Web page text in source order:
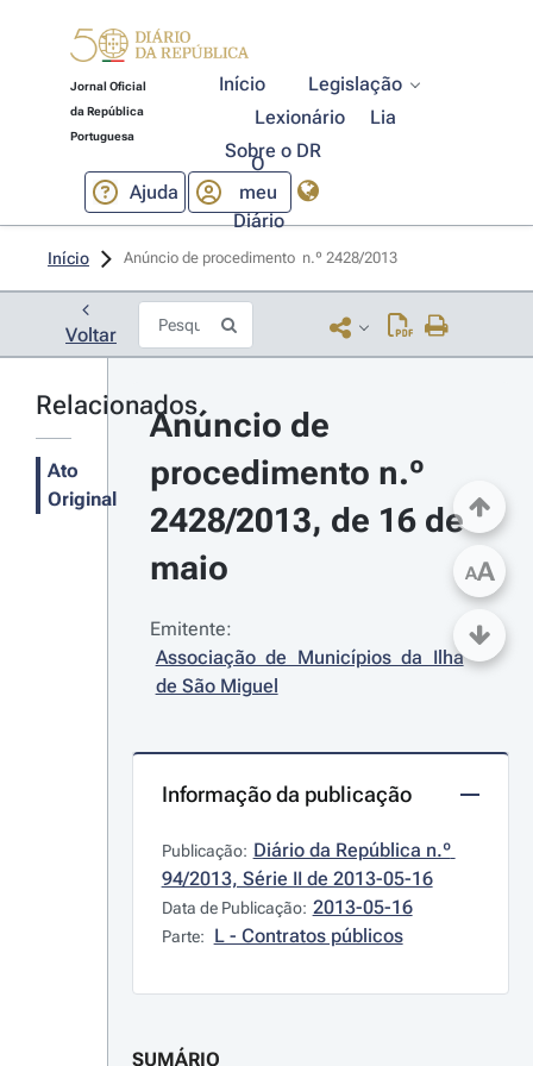
Jornal Oficial
da República
Portuguesa
Início
Legislação
Lexionário
Lia
Sobre o DR
Ajuda
O
meu
Diário
Início Anúncio de procedimento  n.º 2428/2013
Voltar
Relacionados
Ato
Original
Anúncio de
procedimento n.º
2428/2013, de 16 de
maio
Emitente:
Associação de Municípios da Ilha
de São Miguel
Informação da publicação
Publicação: Diário da República n.º
94/2013, Série II de 2013-05-16
Data de Publicação: 2013-05-16
Parte: L - Contratos públicos
SUMÁRIO
AA